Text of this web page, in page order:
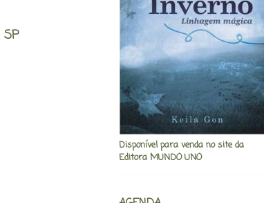
Disponível para venda no site da
Editora MUNDO UNO